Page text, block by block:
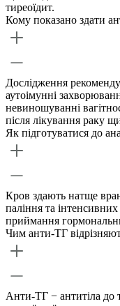
тиреоїдит.
Кому показано здати
Дослідження
аутоімунні
невиношуванні
після лікування раку
Як підготуватися до
Кров здають натще
паління та
приймання
Чим анти-ТГ
Анти-ТГ − антитіла до